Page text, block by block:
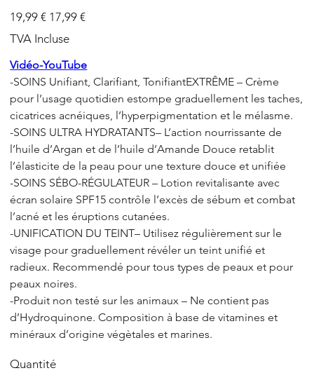
Prix
d’origine
19,99 € Prix
promotionnel
17,99 €
TVA Incluse
Vidéo-YouTube
-SOINS Unifiant, Clarifiant, TonifiantEXTRÊME – Crème
pour l’usage quotidien estompe graduellement les taches,
cicatrices acnéiques, l’hyperpigmentation et le mélasme.
-SOINS ULTRA HYDRATANTS– L’action nourrissante de
l’huile d’Argan et de l’huile d’Amande Douce retablit
l’élasticite de la peau pour une texture douce et unifiée
-SOINS SÉBO-RÉGULATEUR – Lotion revitalisante avec
écran solaire SPF15 contrôle l’excès de sébum et combat
l’acné et les éruptions cutanées.
-UNIFICATION DU TEINT– Utilisez régulièrement sur le
visage pour graduellement révéler un teint unifié et
radieux. Recommendé pour tous types de peaux et pour
peaux noires.
-Produit non testé sur les animaux – Ne contient pas
d’Hydroquinone. Composition à base de vitamines et
minéraux d’origine végètales et marines.
Quantité